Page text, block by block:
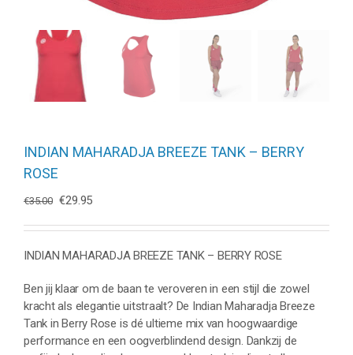
INDIAN MAHARADJA BREEZE TANK – BERRY
ROSE
€35.00 Oorspronkelijke
was:
€35.00.
€29.95Huidige
is:
€29.95.
INDIAN MAHARADJA BREEZE TANK – BERRY ROSE
Ben jij klaar om de baan te veroveren in een stijl die zowel
kracht als elegantie uitstraalt? De Indian Maharadja Breeze
Tank in Berry Rose is dé ultieme mix van hoogwaardige
performance en een oogverblindend design. Dankzij de